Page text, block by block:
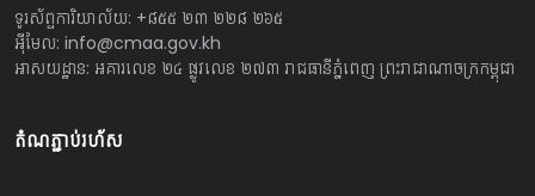
ទូរស័ព្ទការិយាល័យ: +៨៥៥ ២៣ ២២៨ ២៦៥
អ៊ីមែល: info@cmaa.gov.kh
អាសយដ្ឋាន: អគារលេខ ២៤ ផ្លូវលេខ ២៧៣ រាជធានីភ្នំពេញ ព្រះរាជាណាចក្រកម្ពុជា
តំណភ្ជាប់រហ័ស